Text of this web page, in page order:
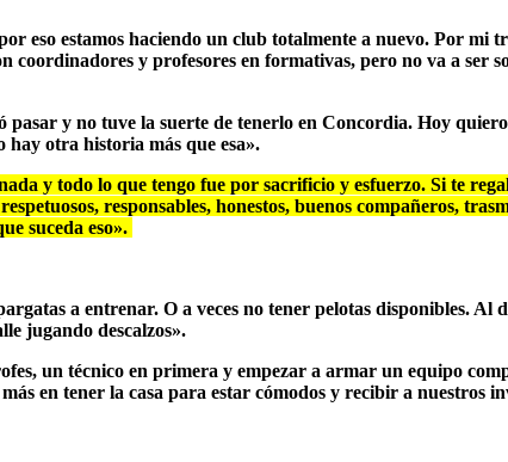
estamos haciendo un club totalmente a nuevo. Por mi
y profesores en formativas, pero no va a ser
y no tuve la suerte de tenerlo en Concordia. Hoy
hay otra historia más que esa».
y todo lo que tengo fue por sacrificio y esfuerzo. Si te
responsables, honestos, buenos compañeros,
suceda eso».
a entrenar. O a veces no tener pelotas disponibles. Al
jugando descalzos».
un técnico en primera y empezar a armar un equipo
en tener la casa para estar cómodos y recibir a nuestros